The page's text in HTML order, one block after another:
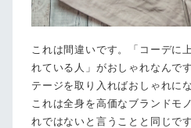
これは間違いです。「コーデに
れている人」がおしゃれなんで
テージを取り入ればおしゃれに
これは全身を高価なブランドモ
れではないと言うことと同じで